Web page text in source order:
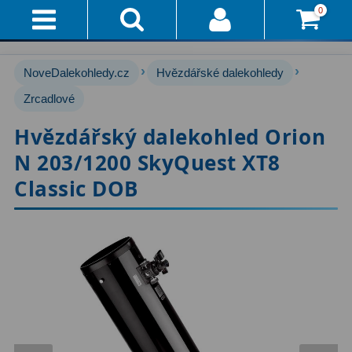
0
Přihlášení
Affiliate
Průvodce
Doručení
A
Platba
Do
Akce!
Hvězdářské dalekohledy
Pro začátečníky 67
Pro děti30
Čočkové60
Katadioptrické7
ED / Apochromáty 33
13
NoveDalekohledy.cz › Hvězdářské dalekohledy ›
Zrcadlové
Hvězdářský dalekohled Orion
N 203/1200 SkyQuest XT8
Classic DOB